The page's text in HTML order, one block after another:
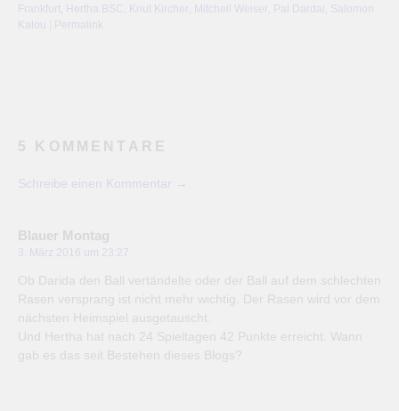
Frankfurt Hertha BSC Knut Kircher Mitchell Weiser Pal Dardai
Salomon
Kalou
Permalink
5 KOMMENTARE
Schreibe einen Kommentar →
Blauer Montag
3. März 2016 um 23:27
Ob Darida den Ball vertändelte oder der Ball auf dem schlechten
Rasen versprang ist nicht mehr wichtig. Der Rasen wird vor dem
nächsten Heimspiel ausgetauscht.
Und Hertha hat nach 24 Spieltagen 42 Punkte erreicht. Wann
gab es das seit Bestehen dieses Blogs?